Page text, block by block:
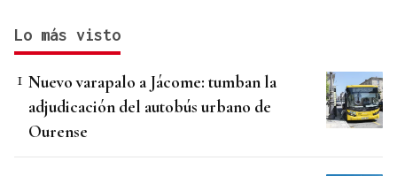
Lo más visto
Nuevo varapalo a Jácome: tumban la
adjudicación del autobús urbano de
Ourense